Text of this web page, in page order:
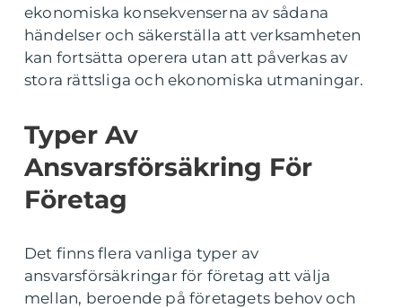
ekonomiska konsekvenserna av sådana
händelser och säkerställa att verksamheten
kan fortsätta operera utan att påverkas av
stora rättsliga och ekonomiska utmaningar.
Typer Av
Ansvarsförsäkring För
Företag
Det finns flera vanliga typer av
ansvarsförsäkringar för företag att välja
mellan, beroende på företagets behov och